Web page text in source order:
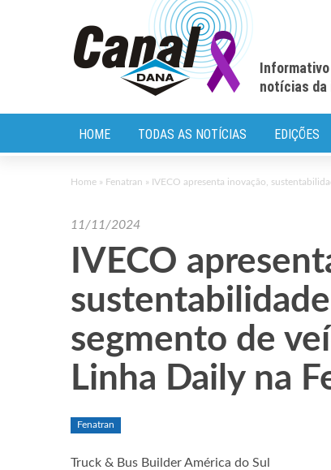
notícias da
HOME TODAS AS NOTÍCIAS EDIÇÕES
Home » Fenatran » IVECO apresenta inovação,
11/11/2024
IVECO
segmento de
Linha Daily na
Fenatran
Truck & Bus Builder América do Sul